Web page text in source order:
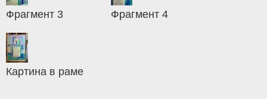
Фрагмент 3 Фрагмент 4
Картина в раме